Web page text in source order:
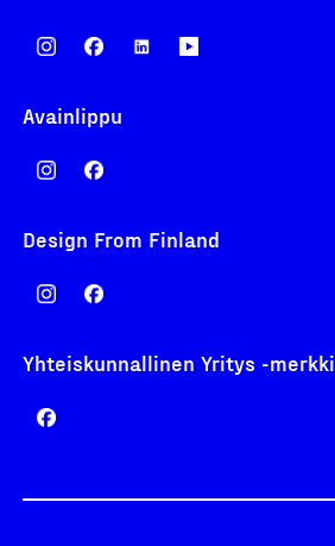
Avainlippu
Design From Finland
Yhteiskunnallinen Yritys -merkki